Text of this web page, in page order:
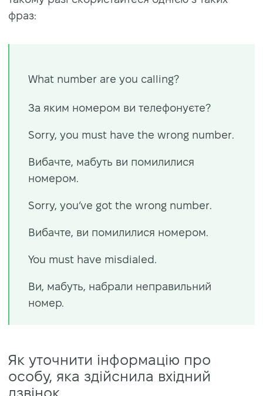
фраз:
What number are you calling?
За яким номером ви телефонуєте?
Sorry, you must have the wrong number.
Вибачте, мабуть ви помилилися
номером.
Sorry, you’ve got the wrong number.
Вибачте, ви помилилися номером.
You must have misdialed.
Ви, мабуть, набрали неправильний
номер.
Як уточнити інформацію про
особу, яка здійснила вхідний
дзвінок